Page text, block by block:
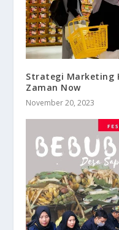
Strategi Marketing
Zaman Now
November 20, 2023